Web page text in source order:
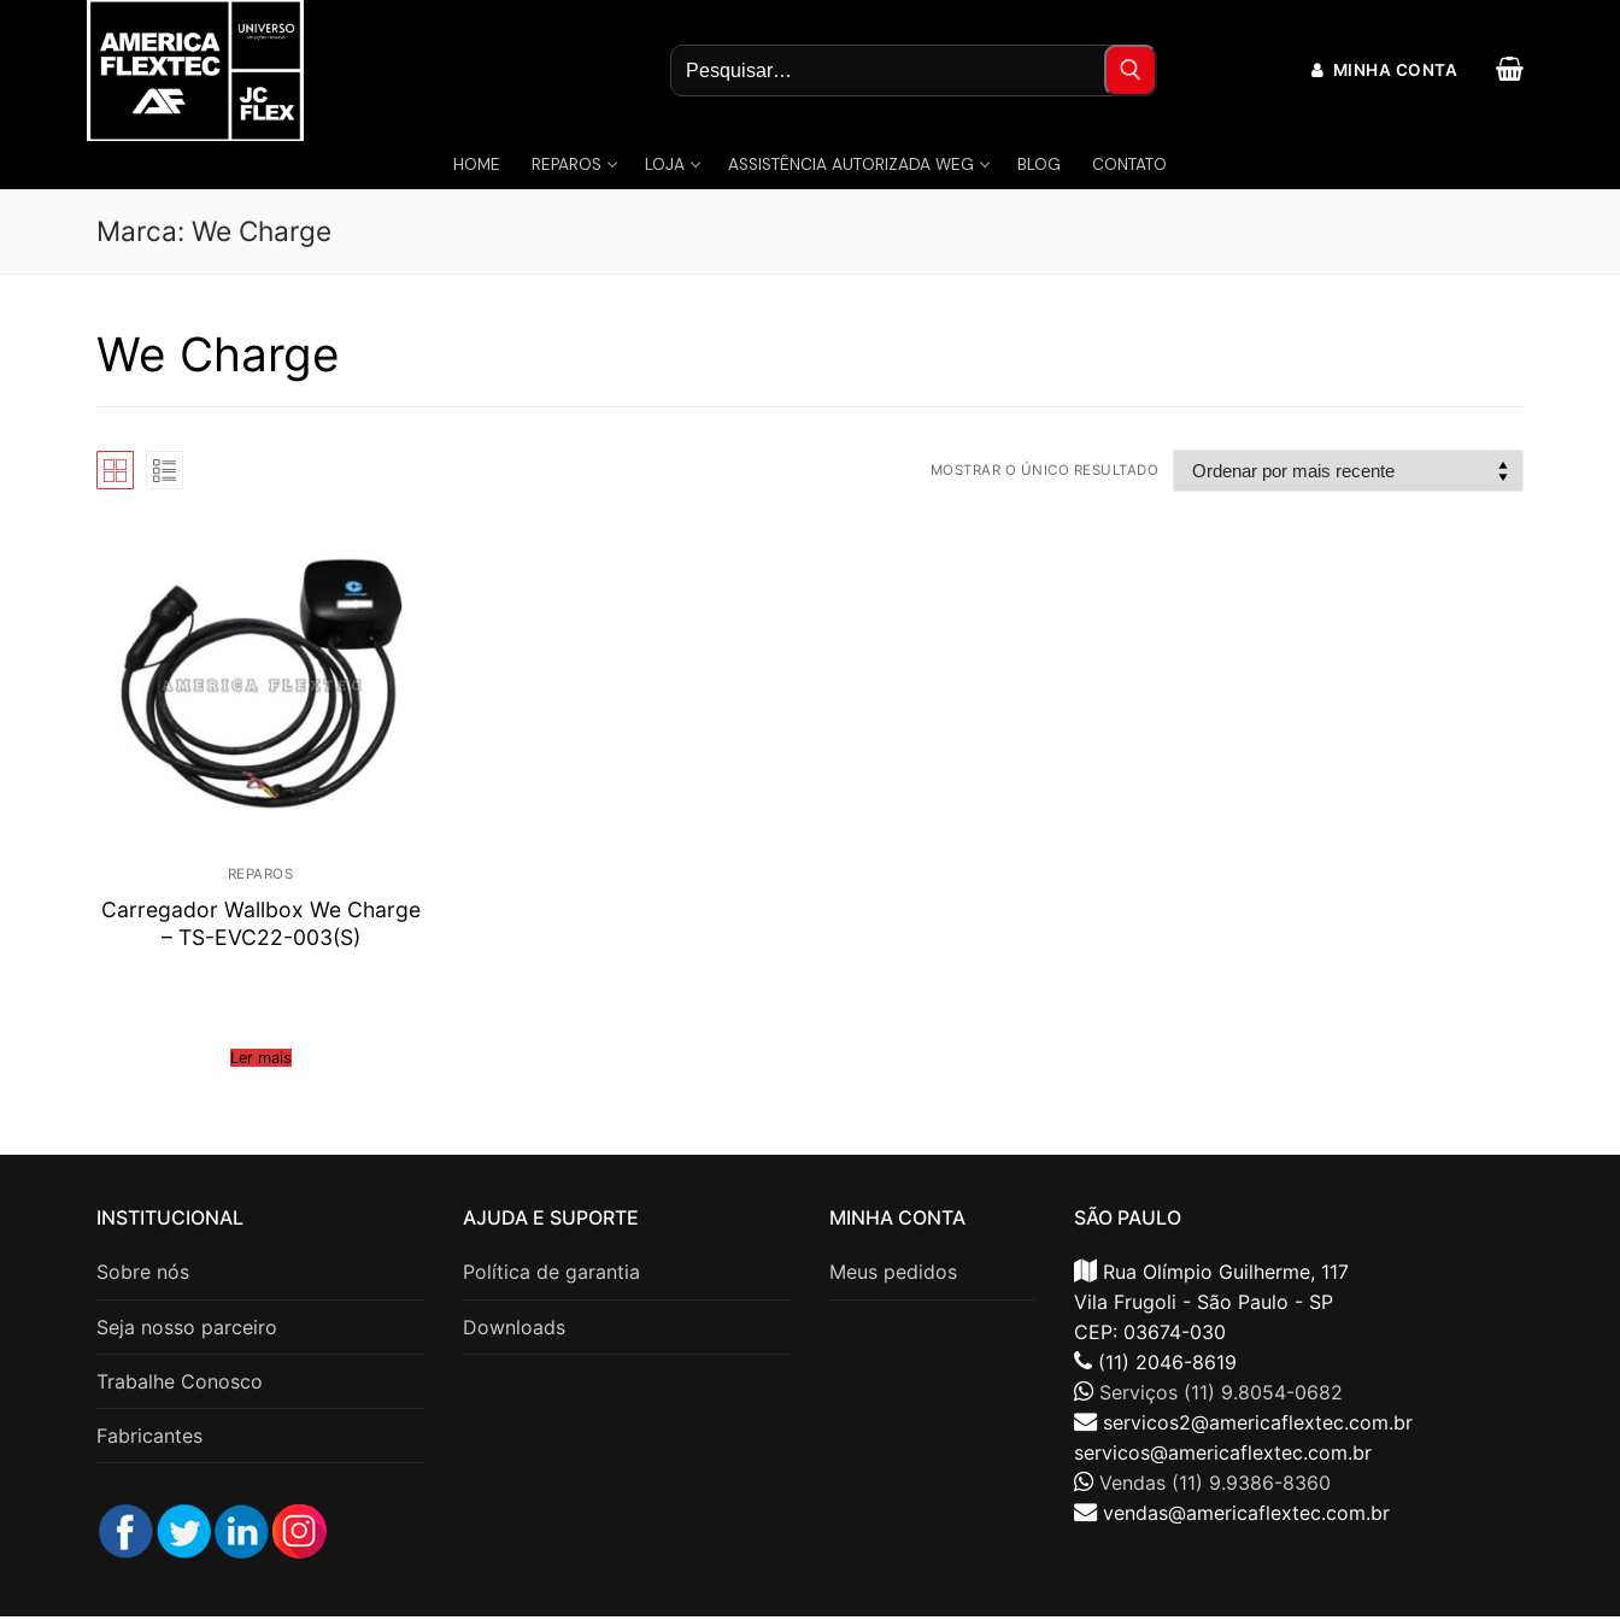
Pesquisar
por:
MINHA CONTA
HOME REPAROS LOJA ASSISTÊNCIA AUTORIZADA WEG BLOG CONTATO
Marca: We Charge
We Charge
MOSTRAR O ÚNICO RESULTADO
REPAROS
Carregador Wallbox We Charge
– TS-EVC22-003(S)
Ler mais
INSTITUCIONAL
Sobre nós
Seja nosso parceiro
Trabalhe Conosco
Fabricantes
AJUDA E SUPORTE
Política de garantia
Downloads
MINHA CONTA
Meus pedidos
SÃO PAULO
Rua Olímpio Guilherme, 117
Vila Frugoli - São Paulo - SP
CEP: 03674-030
(11) 2046-8619
Serviços (11) 9.8054-0682
servicos2@americaflextec.com.br
servicos@americaflextec.com.br
Vendas (11) 9.9386-8360
vendas@americaflextec.com.br